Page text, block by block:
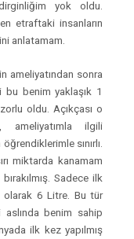
yok oldu.
etraftaki insanların
anlatamam.
ameliyatından sonra
benim yaklaşık 1
oldu. Açıkçası o
ameliyatımla ilgili
sınırlı.
miktarda kanamam
Sadece ilk
olarak 6 Litre. Bu tür
aslında benim sahip
ilk kez yapılmış